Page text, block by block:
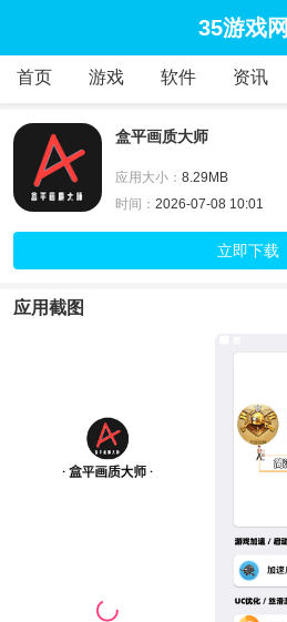
35游戏网
首页 游戏 软件 资讯
盒平画质大师
应用大小： 8.29MB
时间： 2026-07-08 10:01
立即下载
应用截图